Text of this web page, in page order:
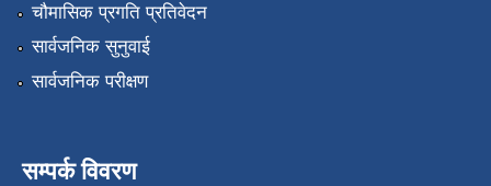
चौमासिक प्रगति प्रतिवेदन
सार्वजनिक सुनुवाई
सार्वजनिक परीक्षण
सम्पर्क विवरण